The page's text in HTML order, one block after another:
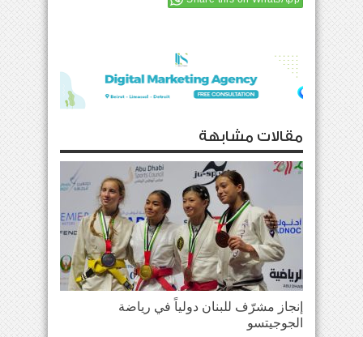
مقالات مشابهة
إنجاز مشرّف للبنان دولياً في رياضة
الجوجيتسو